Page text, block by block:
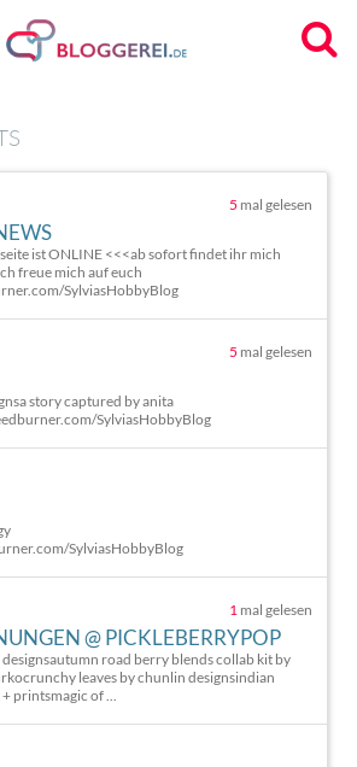
5 mal gelesen
ist ONLINE <<<ab sofort findet ihr mich
freue mich auf euch
SylviasHobbyBlog
5 mal gelesen
story captured by anita
SylviasHobbyBlog
SylviasHobbyBlog
1 mal gelesen
@ PICKLEBERRYPOP
road berry blends collab kit by
leaves by chunlin designsindian
printsmagic of ...